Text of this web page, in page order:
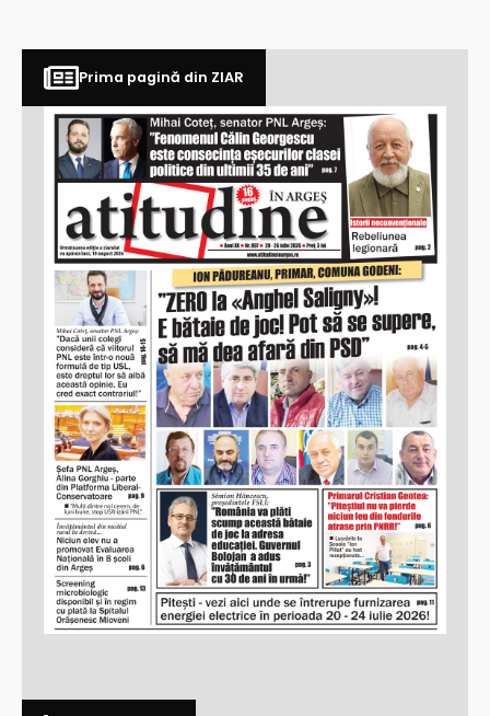
Prima pagină din ZIAR